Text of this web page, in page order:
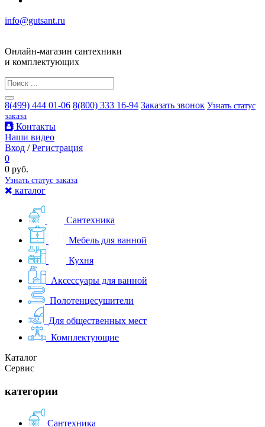
info@gutsant.ru
Онлайн-магазин сантехники
и комплектующих
8(499) 444 01-06 8(800) 333 16-94 Заказать звонок Узнать статус
заказа
Контакты
Наши видео
Вход /Регистрация
0
0 руб.
Узнать статус заказа
каталог
Сантехника
Мебель для ванной
Кухня
Аксессуары для ванной
Полотенцесушители
Для общественных мест
Комплектующие
Каталог
Сервис
категории
Сантехника